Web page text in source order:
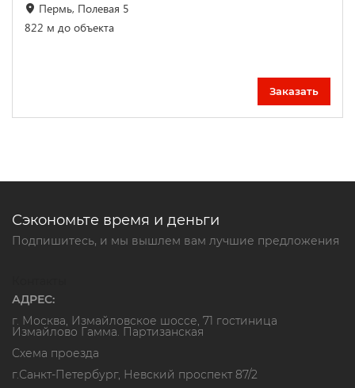
Пермь, Полевая 5
822 м до объекта
Заказать
Сэкономьте время и деньги
Подпишитесь, и мы вышлем вам лучшие предложения
АДРЕС:
г. Москва, Измайловское шоссе, 71 гостиница
Измайлово Гамма. Партизанская
Схема проезда
г.Санкт-Петербург, Невский проспект 87/2